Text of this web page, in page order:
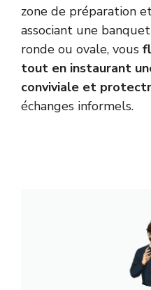
zone de préparation
associant une
ronde ou ovale, vous
tout en instaurant
conviviale et
échanges informels.